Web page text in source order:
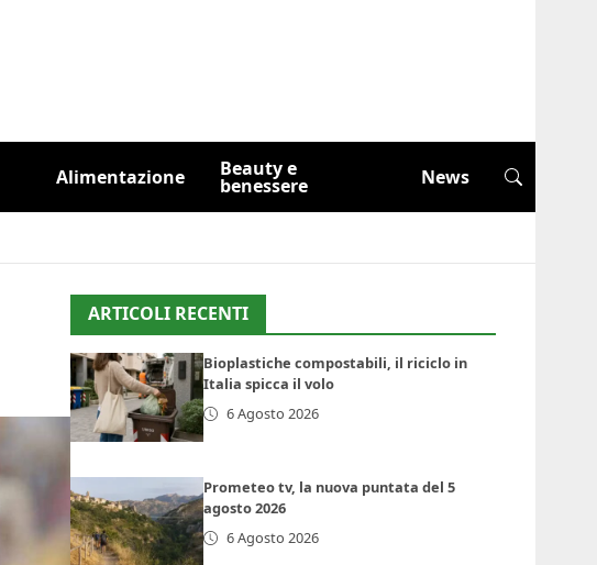
Alimentazione Beauty e
benessere News
ARTICOLI RECENTI
Bioplastiche compostabili, il riciclo in
Italia spicca il volo
6 Agosto 2026
Prometeo tv, la nuova puntata del 5
agosto 2026
6 Agosto 2026